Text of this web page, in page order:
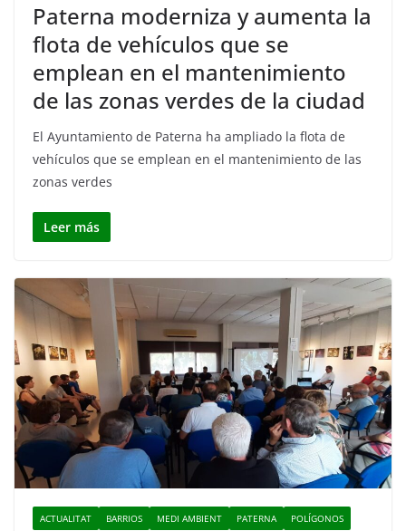
Paterna moderniza y aumenta la
flota de vehículos que se
emplean en el mantenimiento
de las zonas verdes de la ciudad
El Ayuntamiento de Paterna ha ampliado la flota de
vehículos que se emplean en el mantenimiento de las
zonas verdes
Leer más
ACTUALITAT BARRIOS MEDI AMBIENT PATERNA POLÍGONOS